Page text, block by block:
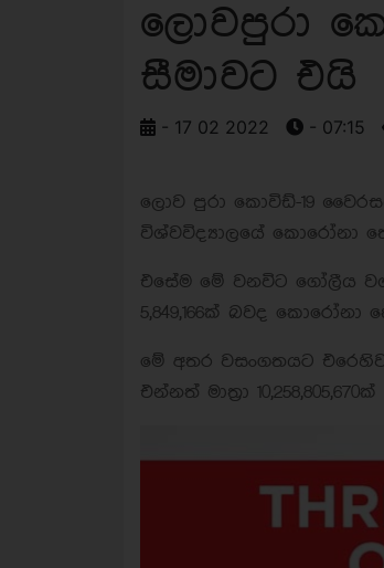
ලොවපුරා
සීමාවට එයි
- 17 02 2022 - 07:15
ලොව පුරා කොවිඩ්-19
විශ්වවිද්‍යාලයේ කොරෝනා
එසේම මේ වනවිට ගෝලීය
5,849,166ක් බවද
මේ අතර වසංගතයට
එන්නත් මාත්‍රා